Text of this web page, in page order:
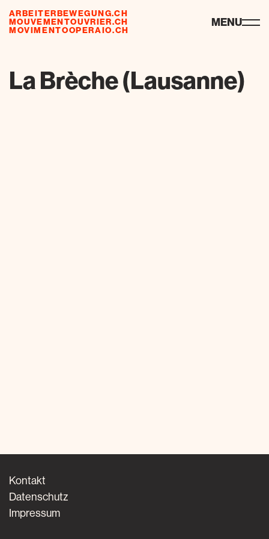
ARBEITERBEWEGUNG.CH
MOUVEMENTOUVRIER.CH
MOVIMENTOOPERAIO.CH
ressourcen MENU
La Brèche (Lausanne)
Kontakt
Datenschutz
Impressum